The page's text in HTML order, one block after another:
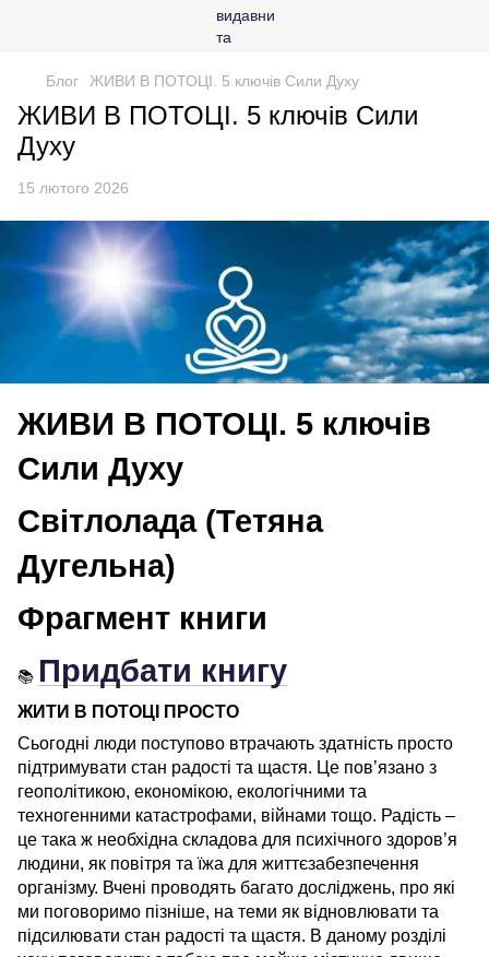
Блог ЖИВИ В ПОТОЦІ. 5 ключів Сили Духу
ЖИВИ В ПОТОЦІ. 5 ключів Сили
Духу
15 лютого 2026
ЖИВИ В ПОТОЦІ. 5 ключів
Сили Духу
Світлолада (Тетяна
Дугельна)
Фрагмент книги
📚 Придбати книгу
ЖИТИ В ПОТОЦІ ПРОСТО
Сьогодні люди поступово втрачають здатність просто
підтримувати стан радості та щастя. Це пов’язано з
геополітикою, економікою, екологічними та
техногенними катастрофами, війнами тощо. Радість –
це така ж необхідна складова для психічного здоров’я
людини, як повітря та їжа для життєзабезпечення
організму. Вчені проводять багато досліджень, про які
ми поговоримо пізніше, на теми як відновлювати та
підсилювати стан радості та щастя. В даному розділі